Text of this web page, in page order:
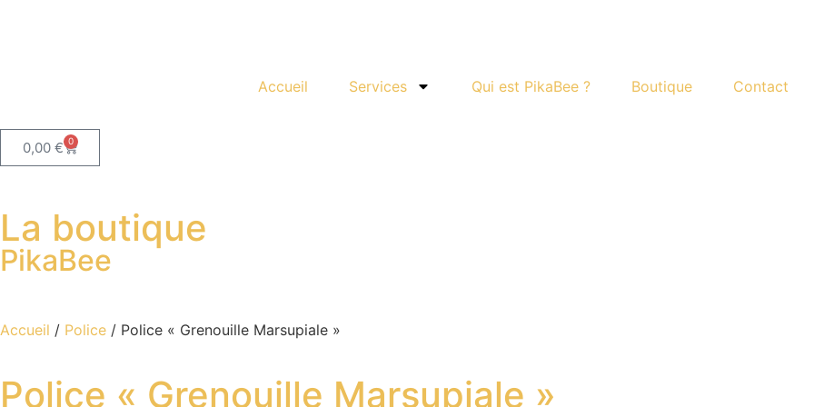
Accueil Services Qui est PikaBee ? Boutique Contact
0,00 € 0
La boutique
PikaBee
Accueil / Police / Police « Grenouille Marsupiale »
Police « Grenouille Marsupiale »